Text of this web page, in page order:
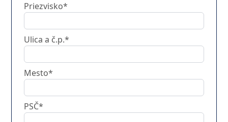
Priezvisko*
Ulica a č.p.*
Mesto*
PSČ*